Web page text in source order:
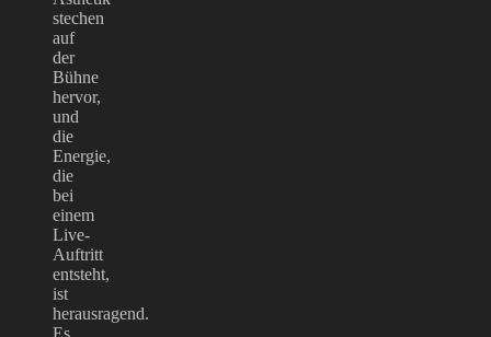
stechen
auf
der
Bühne
hervor,
und
die
Energie,
die
bei
einem
Live-
Auftritt
entsteht,
ist
herausragend.
Es